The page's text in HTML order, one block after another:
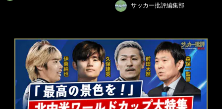
サッカー批評編集部